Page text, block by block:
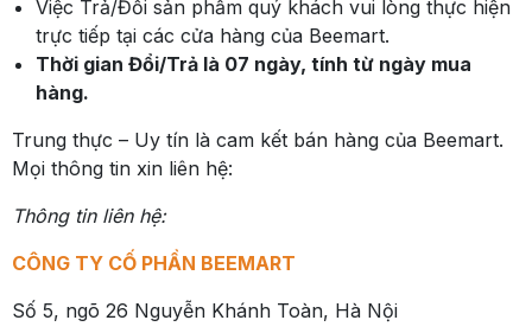
Việc Trả/Đổi sản phẩm quý khách vui lòng thực hiện
trực tiếp tại các cửa hàng của Beemart.
Thời gian Đổi/Trả là 07 ngày, tính từ ngày mua
hàng.
Trung thực – Uy tín là cam kết bán hàng của Beemart.
Mọi thông tin xin liên hệ:
Thông tin liên hệ:
CÔNG TY CỐ PHẦN BEEMART
Số 5, ngõ 26 Nguyễn Khánh Toàn, Hà Nội